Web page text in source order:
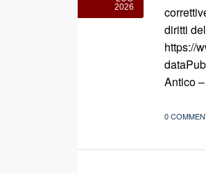
2026
diritti
https://
Antico
0